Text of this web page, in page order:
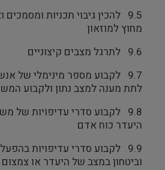
9.5 להכין גיבוי תכניות
מחוץ למוזאון
9.6 לתרגל מצבים קיצוניים
9.7 לקבוע מספר מינימלי של
לתת מענה למצב נתון ולקבוע
9.8 לקבוע סדרי עדיפויות של
היעדר כוח אדם
9.9 לקבוע סדרי עדיפויות
וביטחון במצב של היעדר או